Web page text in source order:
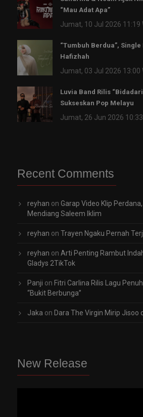
“Mau Adat Apa”
Jumat, 10 Jul 2026 11:19
“Tumbuh Berdua”,
Hafizhah
Jumat, 03 Jul 2026 13:00
Luvia Band Rilis
Sukseskan Pop Melayu
Jumat, 26 Jun 2026 10:33
Recent Comments
reyhan on Garap Video Klip
Mendiang Saleem Iklim
reyhan on Trayen Ngaku Pernah
reyhan on Arti Penting Rambut
Gladys 2TikTok
Panji on Fitri Carlina Rilis Lagu
“Bukit Berbunga”
Jaka on Dara The Virgin Mirip Jisoo
New Release